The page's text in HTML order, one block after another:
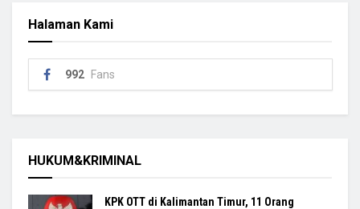
Halaman Kami
992 Fans
HUKUM&KRIMINAL
KPK OTT di Kalimantan Timur, 11 Orang